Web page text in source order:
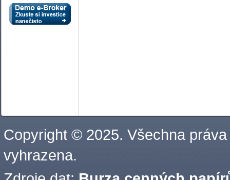
Copyright © 2025. Všechna práva
vyhrazena.